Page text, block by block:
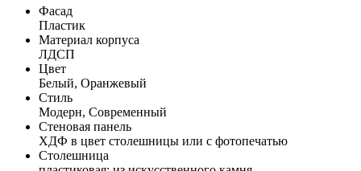
Фасад
Пластик
Материал корпуса
ЛДСП
Цвет
Белый, Оранжевый
Стиль
Модерн, Современный
Стеновая панель
ХДФ в цвет столешницы или с фотопечатью
Столешница